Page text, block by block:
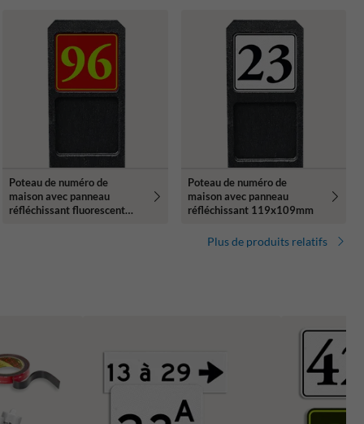
Poteau de numéro de
maison avec panneau
réfléchissant fluorescent
Poteau de numéro de
maison avec panneau
réfléchissant 119x109mm
Plus de produits relatifs